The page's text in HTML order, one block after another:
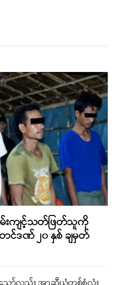
မ်းကျင့်သတ်ဖြတ်သူကို
င်ဒဏ် ၂၀ နှစ် ချမှတ်